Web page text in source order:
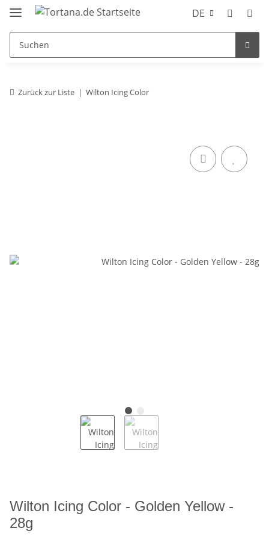
DE
Zurück zur Liste Wilton Icing Color
Wilton Icing Color - Golden Yellow -
28g